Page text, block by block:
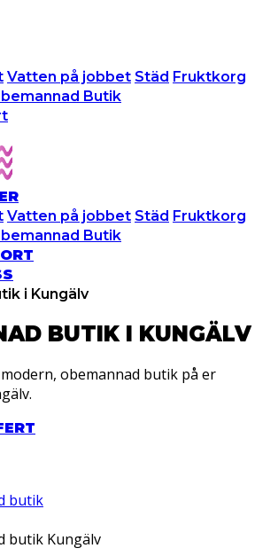
Vatten på jobbet Städ Fruktkorg
Butik
Vatten på jobbet Städ Fruktkorg
Butik
i Kungälv
BUTIK I KUNGÄLV
obemannad butik på er
butik
butik Kungälv